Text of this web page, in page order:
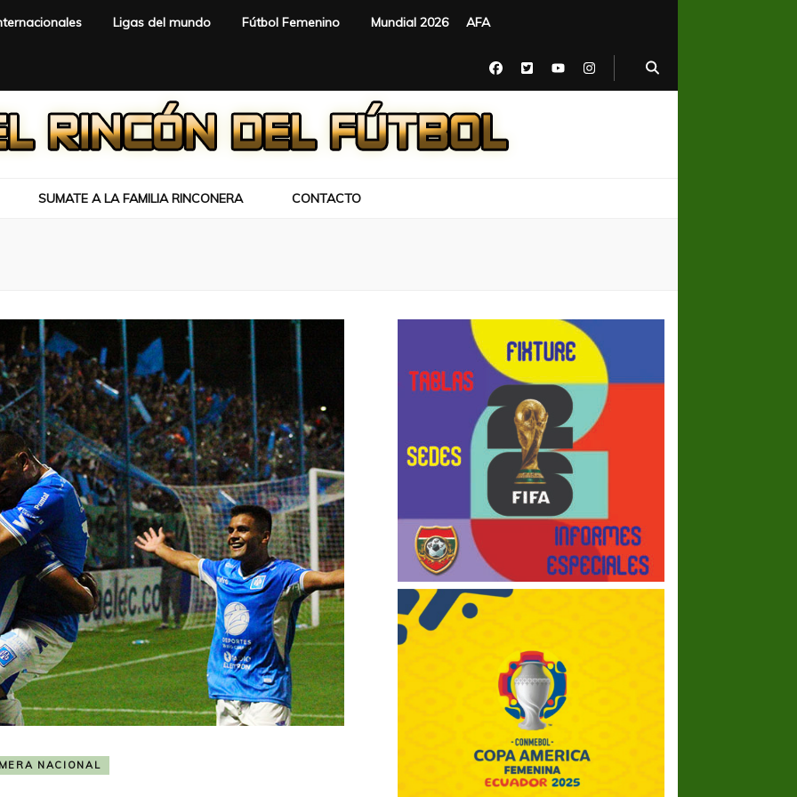
Ligas del mundo Fútbol Femenino Mundial 2026 AFA
SUMATE A LA FAMILIA RINCONERA CONTACTO
NACIONAL